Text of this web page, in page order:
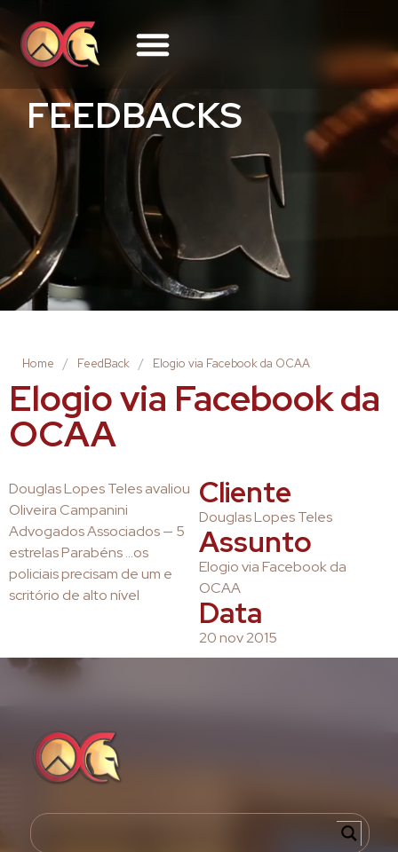
FEEDBACKS
Home / FeedBack / Elogio via Facebook da OCAA
Elogio via Facebook da
OCAA
Douglas Lopes Teles avaliou
Oliveira Campanini
Advogados Associados — 5
estrelas Parabéns …os
policiais precisam de um e
scritório de alto nível
Cliente
Douglas Lopes Teles
Assunto
Elogio via Facebook da
OCAA
Data
20 nov 2015